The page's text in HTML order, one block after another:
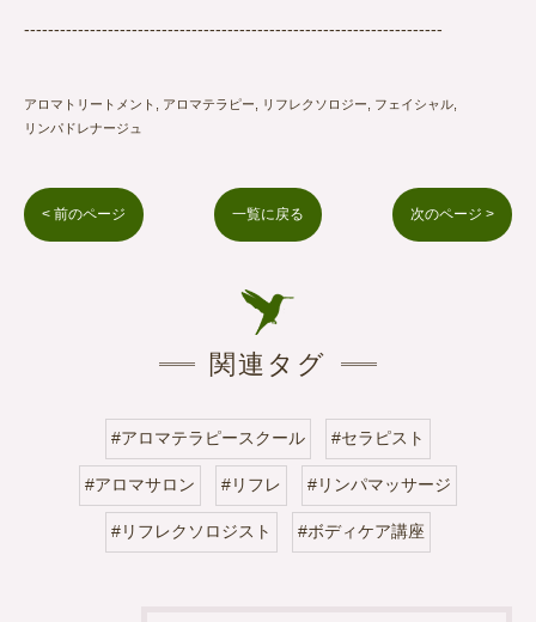
----------------------------------------------------------------------
アロマトリートメント アロマテラピー リフレクソロジー
フェイシャル
リンパドレナージュ
< 前のページ 一覧に戻る 次のページ >
関連タグ
#アロマテラピースクール #セラピスト
#アロマサロン #リフレ #リンパマッサージ
#リフレクソロジスト #ボディケア講座